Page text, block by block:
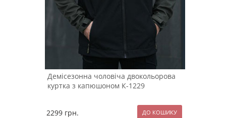
Демісезонна чоловіча двокольорова
куртка з капюшоном К-1229
2299 грн.